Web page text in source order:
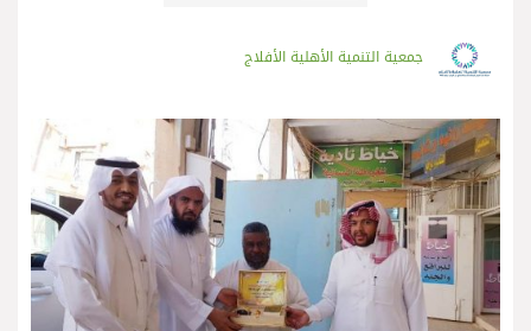
جمعية التنمية الأهلية الأفلاج